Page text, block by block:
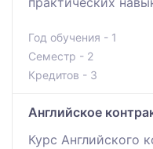
Год обучения - 1
Семестр - 2
Кредитов - 3
Английское
Курс Английского